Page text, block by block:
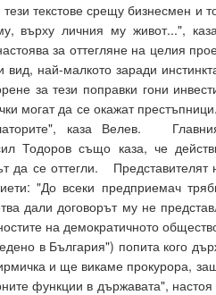
текстове срещу бизнесмен и
върху личния му живот...",
за оттегляне на целия
най-малкото заради
за тези поправки гони
могат да се окажат
каза Велев.
Тодоров също каза, че
да се оттегли. Представителят
"До всеки предприемач
дали договорът му не
на демократичното
в България") попита кого
и ще викаме прокурора,
функции в държавата",